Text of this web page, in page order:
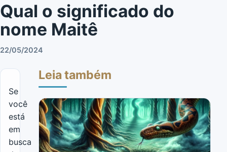
Qual o significado do
nome Maitê
22/05/2024
Se
você
está
em
busca
Leia também